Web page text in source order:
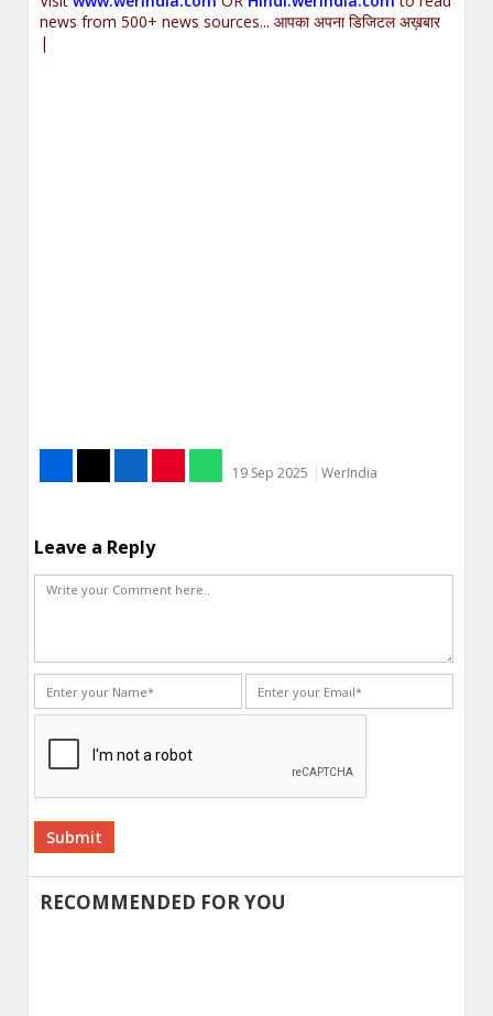
news from 500+ news sources... आपका अपना डिजिटल अख़बार
|
19 Sep 2025 WerIndia
Leave a Reply
Alternative:
RECOMMENDED FOR YOU